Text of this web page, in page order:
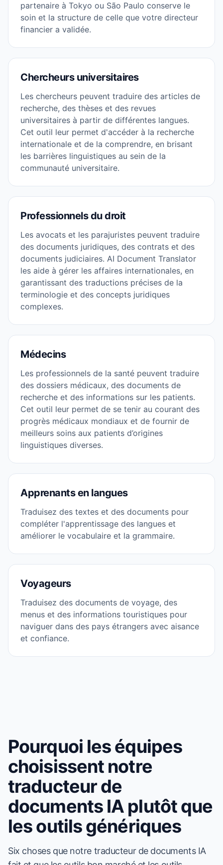
partenaire à Tokyo ou São Paulo conserve le
soin et la structure de celle que votre directeur
financier a validée.
Chercheurs universitaires
Les chercheurs peuvent traduire des articles de
recherche, des thèses et des revues
universitaires à partir de différentes langues.
Cet outil leur permet d'accéder à la recherche
internationale et de la comprendre, en brisant
les barrières linguistiques au sein de la
communauté universitaire.
Professionnels du droit
Les avocats et les parajuristes peuvent traduire
des documents juridiques, des contrats et des
documents judiciaires. AI Document Translator
les aide à gérer les affaires internationales, en
garantissant des traductions précises de la
terminologie et des concepts juridiques
complexes.
Médecins
Les professionnels de la santé peuvent traduire
des dossiers médicaux, des documents de
recherche et des informations sur les patients.
Cet outil leur permet de se tenir au courant des
progrès médicaux mondiaux et de fournir de
meilleurs soins aux patients d’origines
linguistiques diverses.
Apprenants en langues
Traduisez des textes et des documents pour
compléter l'apprentissage des langues et
améliorer le vocabulaire et la grammaire.
Voyageurs
Traduisez des documents de voyage, des
menus et des informations touristiques pour
naviguer dans des pays étrangers avec aisance
et confiance.
Pourquoi les équipes
choisissent notre
traducteur de
documents IA plutôt que
les outils génériques
Six choses que notre traducteur de documents IA